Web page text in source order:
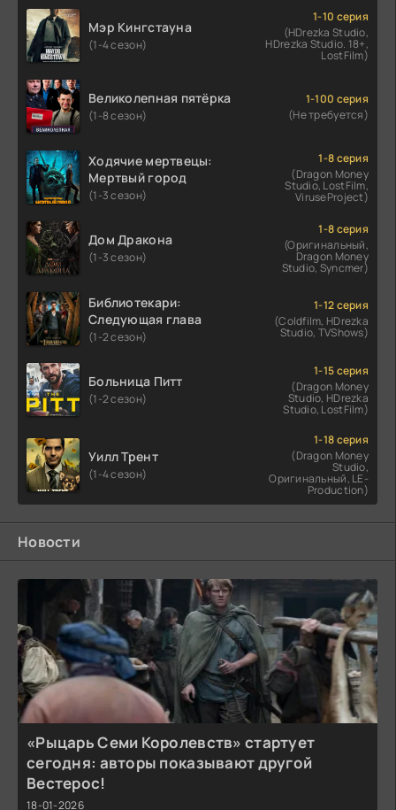
Мэр Кингстауна
(1-4 сезон)
1-10 серия
(HDrezka Studio,
HDrezka Studio. 18+,
LostFilm)
Великолепная пятёрка
(1-8 сезон)
1-100 серия
(Не требуется)
Ходячие мертвецы:
Мертвый город
(1-3 сезон)
1-8 серия
(Dragon Money
Studio, LostFilm,
ViruseProject)
Дом Дракона
(1-3 сезон)
1-8 серия
(Оригинальный,
Dragon Money
Studio, Syncmer)
Библиотекари:
Следующая глава
(1-2 сезон)
1-12 серия
(Coldfilm, HDrezka
Studio, TVShows)
Больница Питт
(1-2 сезон)
1-15 серия
(Dragon Money
Studio, HDrezka
Studio, LostFilm)
Уилл Трент
(1-4 сезон)
1-18 серия
(Dragon Money
Studio,
Оригинальный, LE-
Production)
Новости
«Рыцарь Семи Королевств» стартует
сегодня: авторы показывают другой
Вестерос!
18-01-2026